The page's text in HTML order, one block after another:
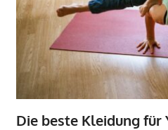
Die beste Kleidung für